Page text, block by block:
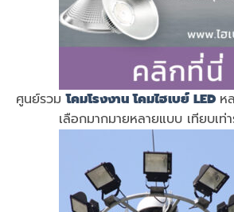
ศูนย์รวมโคมโรงงาน โคมไฮเบย์ LED ห
เลือกมากมายหลายแบบ เทียบเท่า